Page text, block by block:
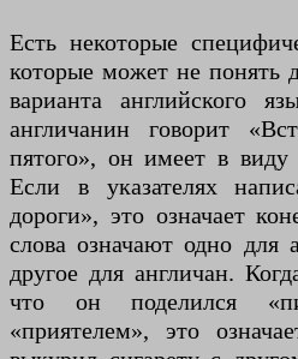
Есть некоторые
которые может не понять
варианта английского
англичанин говорит
пятого», он имеет в
Если в указателях
дороги», это означает
слова означают одно для
другое для англичан.
что он поделился
«приятелем», это